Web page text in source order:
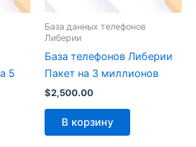
5
База данных телефонов
Либерии
База телефонов Либерии
Пакет на 3 миллионов
$2,500.00
В корзину